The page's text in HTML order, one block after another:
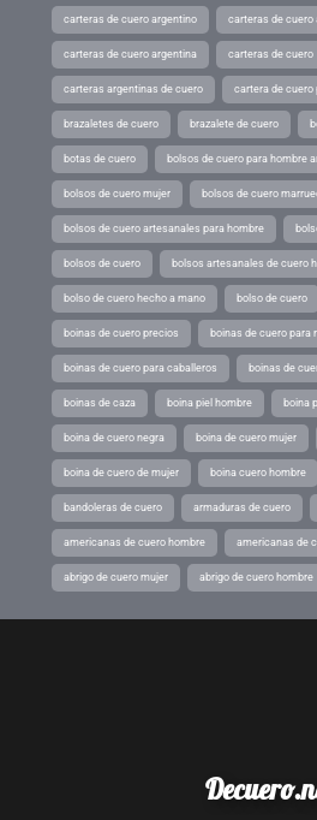
carteras de cuero argentino carteras de cuero
carteras de cuero argentina carteras de cuero
carteras argentinas de cuero cartera de cuero
brazaletes de cuero brazalete de cuero
botas de cuero bolsos de cuero para hombre
bolsos de cuero mujer bolsos de cuero
bolsos de cuero artesanales para hombre
bolsos de cuero bolsos artesanales de cuero
bolso de cuero hecho a mano bolso de cuero
boinas de cuero precios boinas de cuero para
boinas de cuero para caballeros boinas de
boinas de caza boina piel hombre boina
boina de cuero negra boina de cuero mujer
boina de cuero de mujer boina cuero hombre
bandoleras de cuero armaduras de cuero
americanas de cuero hombre americanas de
abrigo de cuero mujer abrigo de cuero hombre